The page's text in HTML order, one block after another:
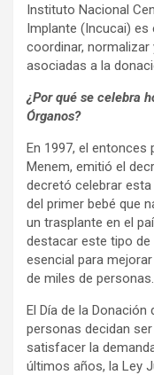
Instituto Nacional
Implante (Incucai) es
coordinar,
asociadas a la
¿Por qué se celebra
Órganos?
En 1997, el entonces
Menem, emitió el
decretó celebrar
del primer bebé que
un trasplante en el
destacar este tipo
esencial para
de miles de personas.
El Día de la
personas decidan
satisfacer la
últimos años, la Ley